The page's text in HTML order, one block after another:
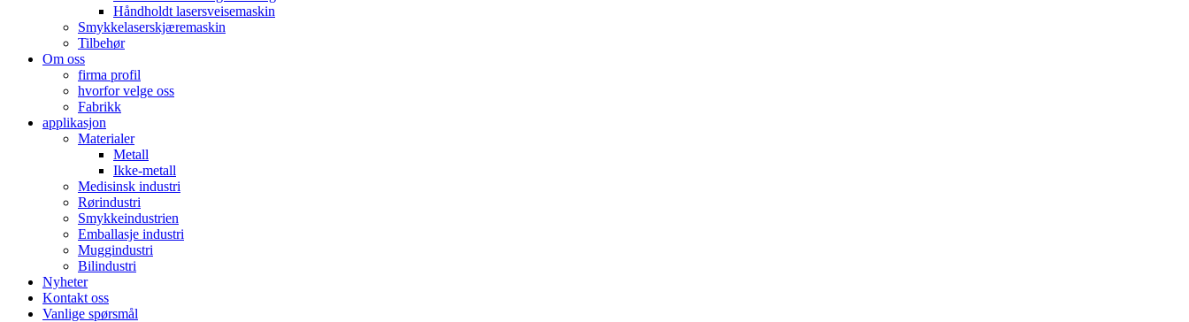
Håndholdt lasersveisemaskin
Smykkelaserskjæremaskin
Tilbehør
Om oss
firma profil
hvorfor velge oss
Fabrikk
applikasjon
Materialer
Metall
Ikke-metall
Medisinsk industri
Rørindustri
Smykkeindustrien
Emballasje industri
Muggindustri
Bilindustri
Nyheter
Kontakt oss
Vanlige spørsmål